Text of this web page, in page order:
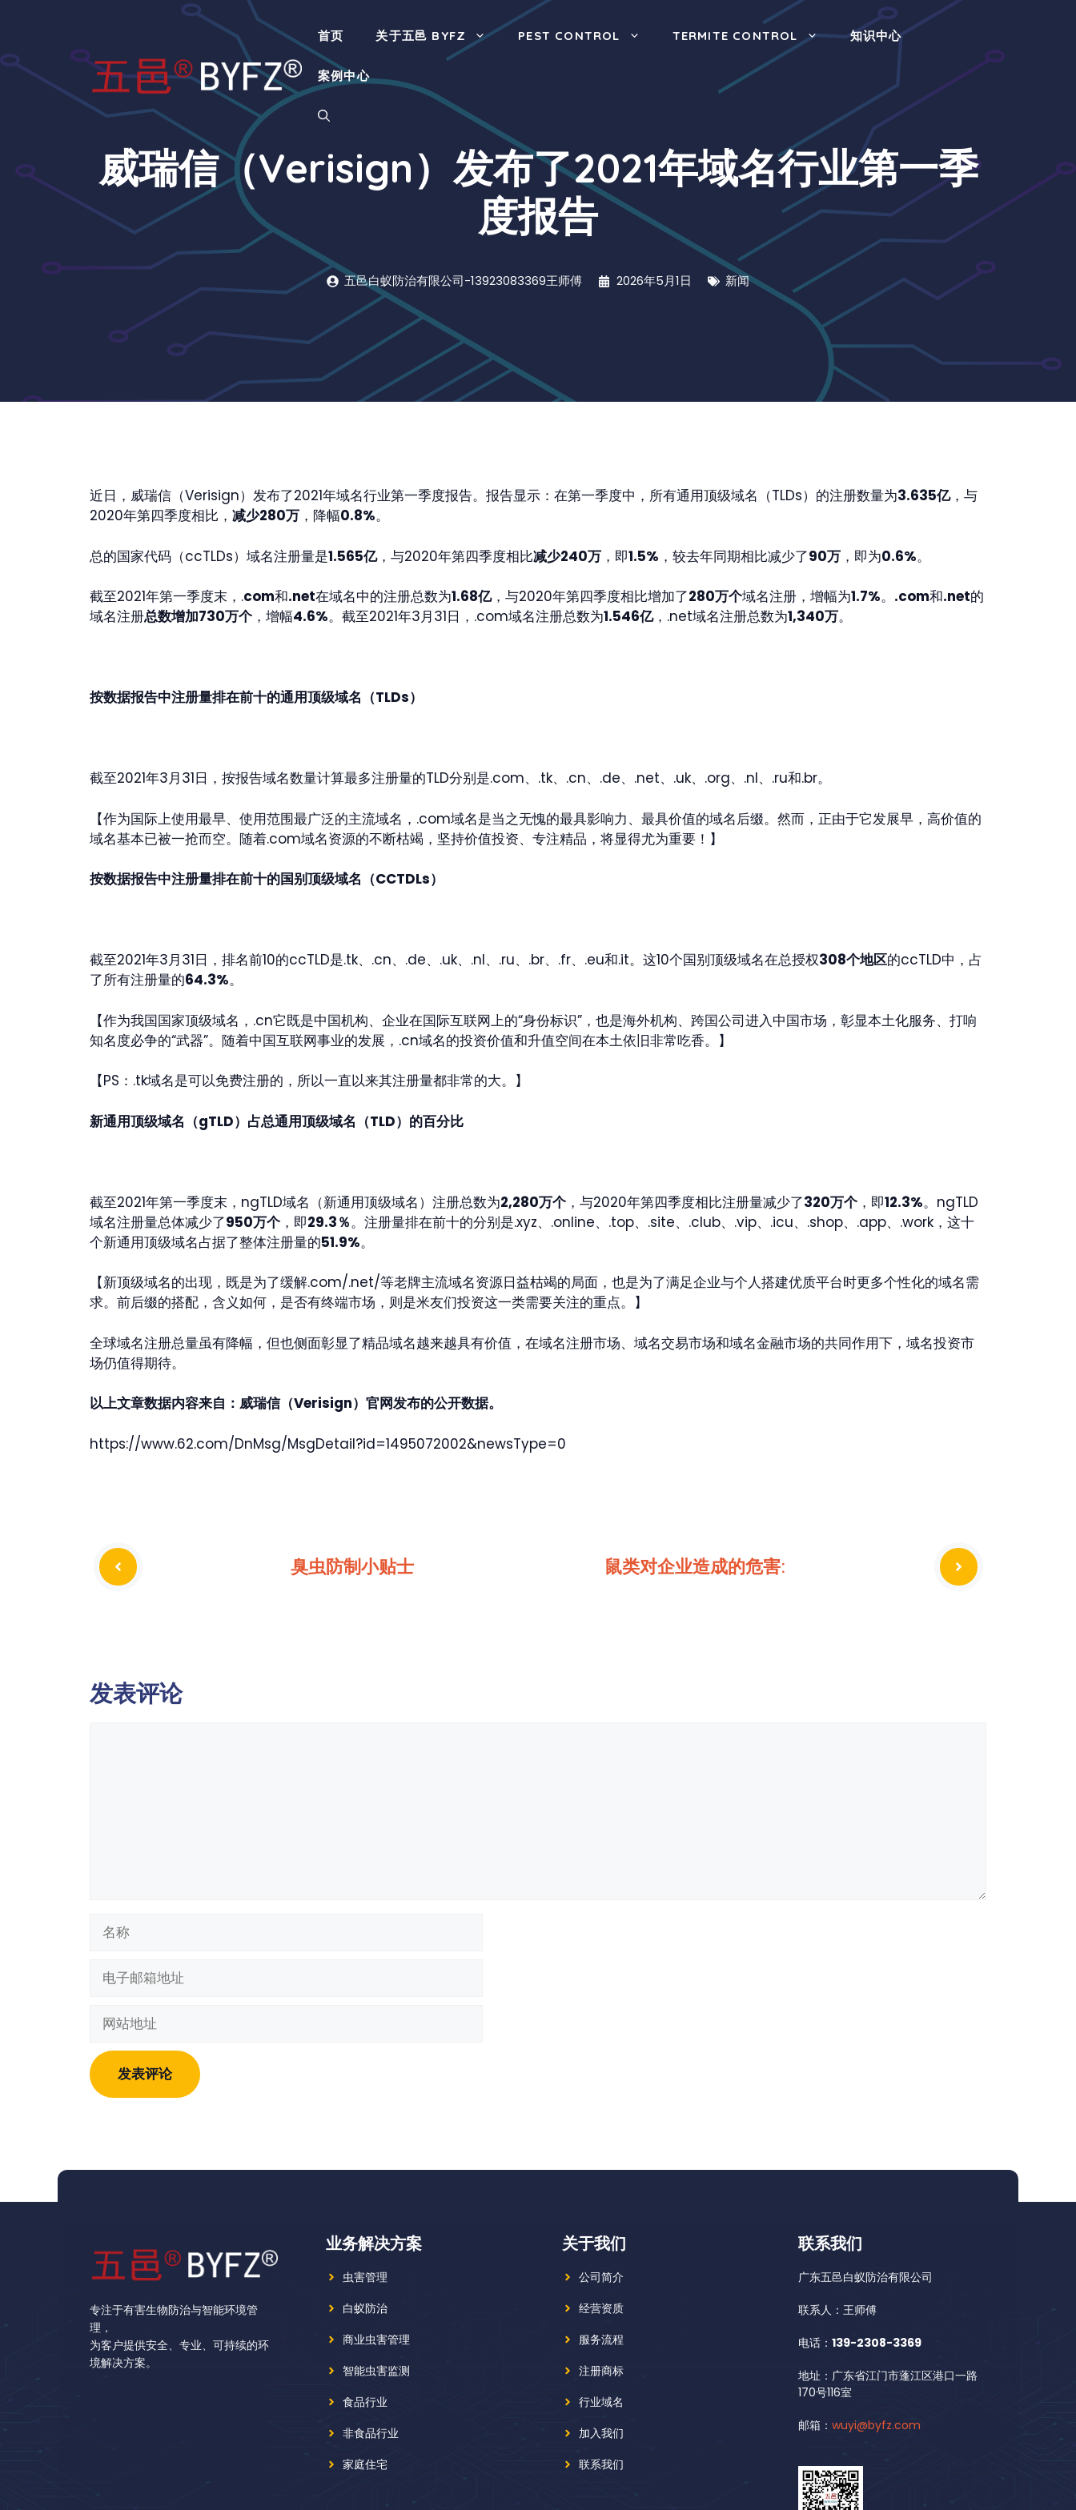
内
容
首页 关于五邑 BYFZ PEST CONTROL TERMITE CONTROL 知识中心
案例中心
威瑞信（Verisign）发布了2021年域名行业第一季
度报告
五邑白蚁防治有限公司-13923083369王师傅 2026年5月1日 新闻
近日，威瑞信（Verisign）发布了2021年域名行业第一季度报告。报告显示：在第一季度中，所有通用顶级域名（TLDs）的注册数量为3.635亿，与
2020年第四季度相比， 减少280万 ，降幅0.8%。
总的国家代码（ccTLDs）域名注册量是1.565亿，与2020年第四季度相比减少240万 ，即1.5% ，较去年同期相比减少了90万 ，即为0.6%。
截至2021年第一季度末，.com和.net在域名中的注册总数为1.68亿，与2020年第四季度相比增加了280万个域名注册，增幅为1.7%。 .com和.net的
域名注册总数增加730万个 ，增幅4.6%。截至2021年3月31日，.com域名注册总数为1.546亿，.net域名注册总数为1,340万。
按数据报告中注册量排在前十的通用顶级域名（TLDs）
截至2021年3月31日，按报告域名数量计算最多注册量的TLD分别是.com、.tk、.cn、.de、.net、.uk、.org、.nl、.ru和.br。
【作为国际上使用最早、使用范围最广泛的主流域名，.com域名是当之无愧的最具影响力、最具价值的域名后缀。然而，正由于它发展早，高价值的
域名基本已被一抢而空。随着.com域名资源的不断枯竭，坚持价值投资、专注精品，将显得尤为重要！】
按数据报告中注册量排在前十的国别顶级域名（CCTDLs）
截至2021年3月31日，排名前10的ccTLD是.tk、.cn、.de、.uk、.nl、.ru、.br、.fr、.eu和.it。这10个国别顶级域名在总授权308个地区的ccTLD中，占
了所有注册量的64.3%。
【作为我国国家顶级域名，.cn它既是中国机构、企业在国际互联网上的“身份标识”，也是海外机构、跨国公司进入中国市场，彰显本土化服务、打响
知名度必争的“武器”。随着中国互联网事业的发展，.cn域名的投资价值和升值空间在本土依旧非常吃香。】
【PS：.tk域名是可以免费注册的，所以一直以来其注册量都非常的大。】
新通用顶级域名（gTLD）占总通用顶级域名（TLD）的百分比
截至2021年第一季度末，ngTLD域名（新通用顶级域名）注册总数为2,280万个 ，与2020年第四季度相比注册量减少了320万个 ，即12.3%。ngTLD
域名注册量总体减少了950万个 ，即29.3％。注册量排在前十的分别是.xyz、.online、.top、.site、.club、.vip、.icu、.shop、.app、.work，这十
个新通用顶级域名占据了整体注册量的51.9%。
【新顶级域名的出现，既是为了缓解.com/.net/等老牌主流域名资源日益枯竭的局面，也是为了满足企业与个人搭建优质平台时更多个性化的域名需
求。前后缀的搭配，含义如何，是否有终端市场，则是米友们投资这一类需要关注的重点。】
全球域名注册总量虽有降幅，但也侧面彰显了精品域名越来越具有价值，在域名注册市场、域名交易市场和域名金融市场的共同作用下，域名投资市
场仍值得期待。
以上文章数据内容来自： 威瑞信（Verisign） 官网发布的公开数据。
https://www.62.com/DnMsg/MsgDetail?id=1495072002&newsType=0
臭虫防制小贴士 鼠类对企业造成的危害:
发表评论
址
地
址
专注于有害生物防治与智能环境管
理，
为客户提供安全、专业、可持续的环
境解决方案。
业务解决方案
虫害管理
白蚁防治
商业虫害管理
智能虫害监测
食品行业
非食品行业
家庭住宅
关于我们
公司简介
经营资质
服务流程
注册商标
行业域名
加入我们
联系我们
联系我们
广东五邑白蚁防治有限公司
联系人：王师傅
电话： 139-2308-3369
地址：广东省江门市蓬江区港口一路
170号116室
邮箱： wuyi@byfz.com